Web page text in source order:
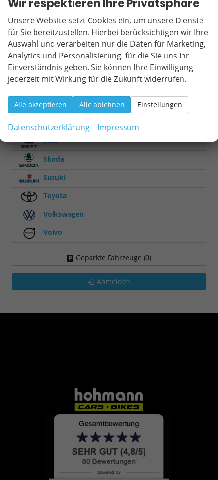
Mercedes-Benz
MINI
Mitsubishi
Nissan
Peugeot
Renault
Seat
Skoda
Suzuki
Toyota
Volkswagen
Volvo
Geparkte Fahrzeuge (0)
Anmelden
Wir respektieren Ihre Privatsphäre
Unsere Website setzt Cookies ein, um unsere Dienste
für Sie bereitzustellen. Hierbei berücksichtigen wir Ihre
Auswahl und verarbeiten nur die Daten für Marketing,
Analytics und Personalisierung, für die Sie uns Ihr
Einverständnis geben. Sie können Ihre Einwilligung
jederzeit mit Wirkung für die Zukunft widerrufen.
Alle akzeptieren Alle ablehnen Einstellungen
Datenschutzerklärung Impressum